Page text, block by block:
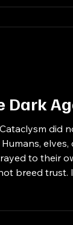
Dark
Cataclysm
to their
breed trust.